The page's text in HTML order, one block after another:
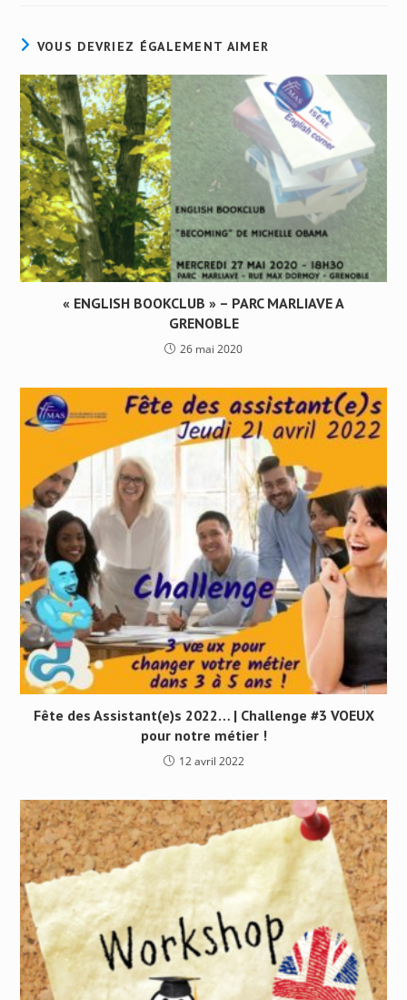
VOUS DEVRIEZ ÉGALEMENT AIMER
« ENGLISH BOOKCLUB » – PARC MARLIAVE A
GRENOBLE
26 mai 2020
Fête des Assistant(e)s 2022… | Challenge #3 VOEUX
pour notre métier !
12 avril 2022